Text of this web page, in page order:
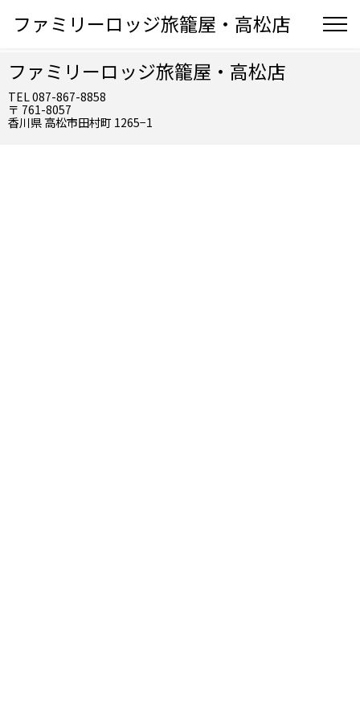
ファミリーロッジ旅籠屋・高松店
ファミリーロッジ旅籠屋・高松店
TEL 087-867-8858
〒 761-8057
香川県 高松市田村町 1265−1